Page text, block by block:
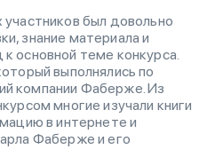
был довольно
знание материала и
основной теме конкурса.
выполнялись по
компании Фаберже. Из
многие изучали книги
в интернете и
Фаберже и его